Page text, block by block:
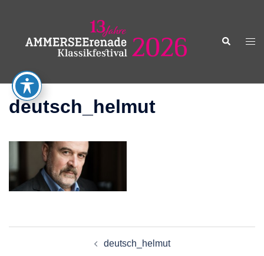
springen
Suche
deutsch_helmut
deutsch_helmut